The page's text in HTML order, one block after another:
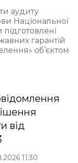
аудиту
Національної
гарантій
об’єктом
від
11:30